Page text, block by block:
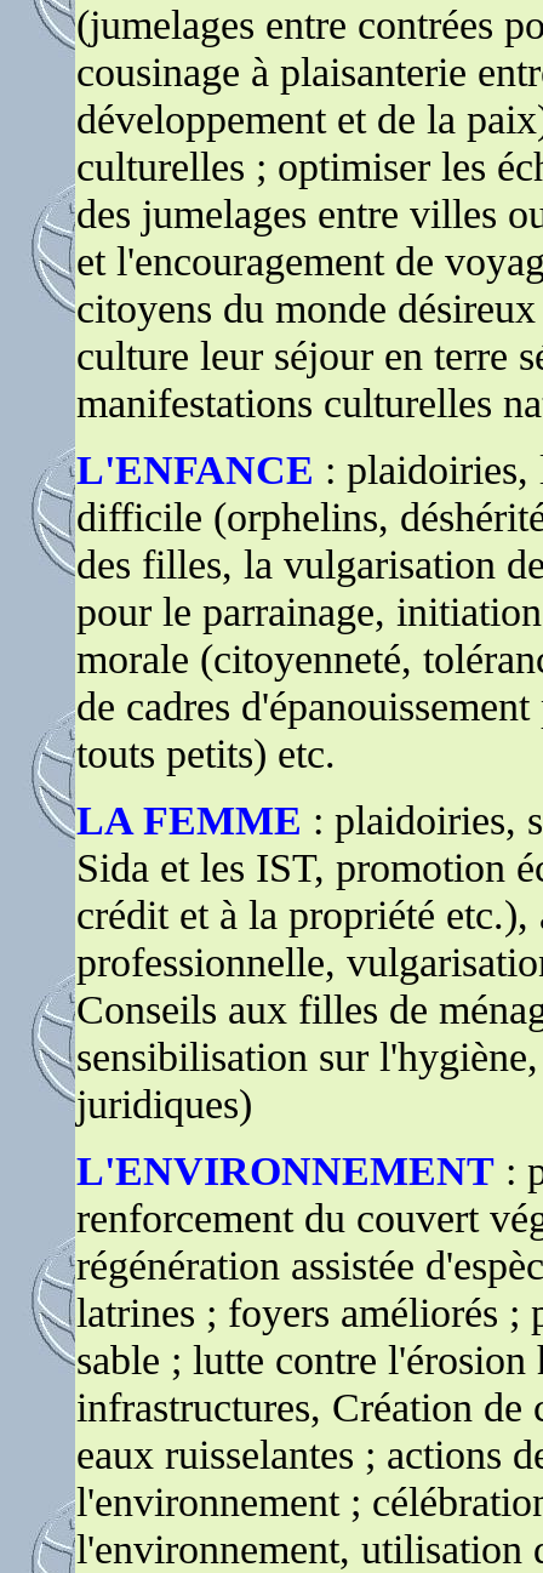
(jumelages entre contrées
cousinage à plaisanterie
développement et de la
culturelles ; optimiser les
des jumelages entre villes
et l'encouragement de
citoyens du monde
culture leur séjour en terre
manifestations culturelles
L'ENFANCE : plaidoiries,
difficile (orphelins,
des filles, la vulgarisation
pour le parrainage,
morale (citoyenneté,
de cadres
touts petits) etc.
LA FEMME : plaidoiries,
Sida et les IST, promotion
crédit et à la propriété
professionnelle,
Conseils aux filles de
sensibilisation sur
juridiques)
L'ENVIRONNEMENT:
renforcement du couvert
régénération assistée
latrines ; foyers améliorés ;
sable ; lutte contre l'érosion
infrastructures, Création de
eaux ruisselantes ; actions
l'environnement ;
l'environnement, utilisation